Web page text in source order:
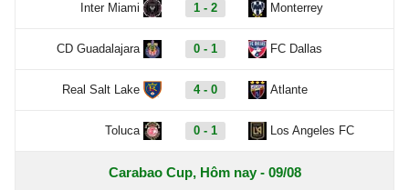
Inter Miami 1 - 2 Monterrey
CD Guadalajara 0 - 1 FC Dallas
Real Salt Lake 4 - 0 Atlante
Toluca 0 - 1 Los Angeles FC
Carabao Cup, Hôm nay - 09/08